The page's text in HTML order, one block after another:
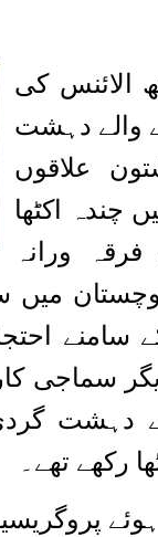
الائنس کی
والے دہشت
علاقوں
چندہ اکٹھا
ورانہ
سامنے
سماجی
گردی
رکھے تھے۔